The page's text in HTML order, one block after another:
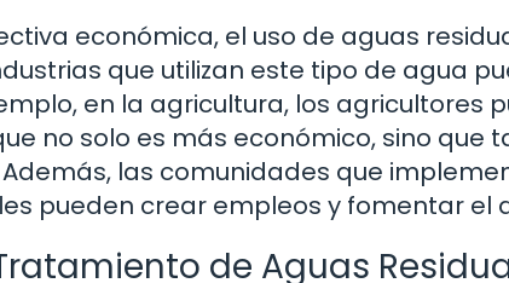
económica, el uso de aguas
que utilizan este tipo de agua
en la agricultura, los agricultores
no solo es más económico, sino que
las comunidades que
pueden crear empleos y fomentar el
de Aguas